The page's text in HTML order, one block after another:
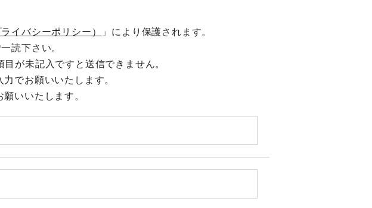
イバシーポリシー）
」により保護されます。
読下さい。
が未記入ですと送信できません。
力 でお願いいたします。
願いいたします。